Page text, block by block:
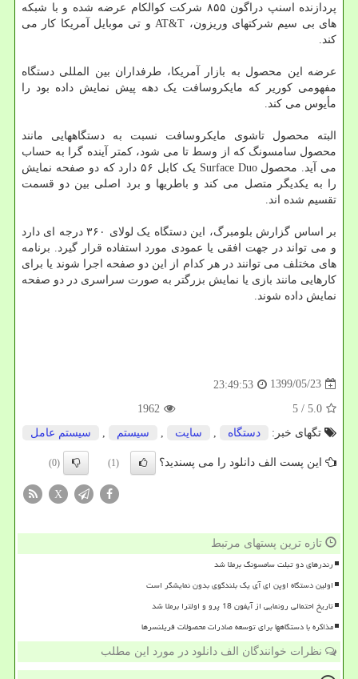
پردازنده اسنپ دراگون ۸۵۵ شرکت کوالکام عرضه شده و با شبکه
های بی سیم شرکتهای وریزون، AT&T و تی موبایل آمریکا کار می
کند.
عرضه این محصول به بازار آمریکا، طرفداران بین المللی دستگاه
مفهومی کوریر که مایکروسافت یک دهه پیش نمایش داده بود را
مأیوس می کند.
البته محصول تاشوی مایکروسافت نسبت به دستگاههایی مانند
محصول سامسونگ که از وسط تا می شود، کمتر آینده گرا به حساب
می آید. محصول Surface Duo یک کابل ۵۶ دارد که دو صفحه نمایش
را به یکدیگر متصل می کند و باطریها و برد اصلی بین دو قسمت
تقسیم شده اند.
بر اساس گزارش بلومبرگ، این دستگاه یک لولای ۳۶۰ درجه ای دارد
و می تواند در جهت افقی یا عمودی مورد استفاده قرار گیرد. برنامه
های مختلف می توانند در هر کدام از این دو صفحه اجرا شوند یا برای
کارهایی مانند بازی یا نمایش بزرگتر به صورت سراسری در دو صفحه
نمایش داده شوند.
1399/05/23
23:49:53
5.0
/ 5
1962
تگهای خبر:
دستگاه , سایت , سیستم , سیستم عامل
این پست الف دانلود را می پسندید؟ (1)
(0)
X
تازه ترین پستهای مرتبط
رندرهای دو تبلت سامسونگ برملا شد
اولین دستگاه اوپن ای آی یک بلندگوی بدون نمایشگر است
تاریخ احتمالی رونمایی از آیفون 18 پرو و اولترا برملا شد
مذاکره با دستگاهها برای توسعه صادرات محصولات فریلنسرها
نظرات خوانندگان الف دانلود در مورد این مطلب